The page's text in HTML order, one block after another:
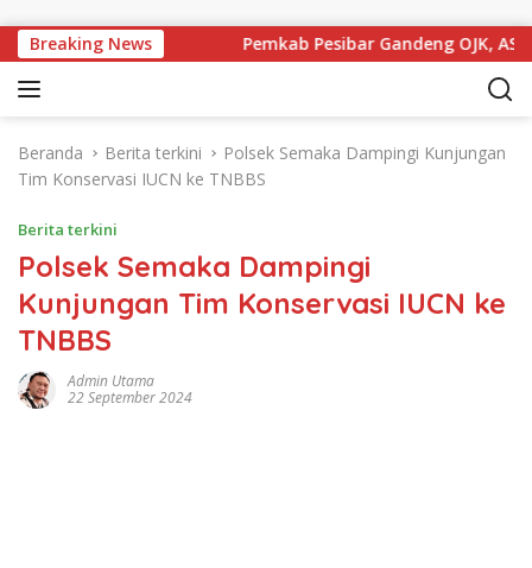
Breaking News
Politik Pemkab Pesibar Gandeng OJK, ASN
Beranda Berita terkini
Polsek Semaka Dampingi Kunjungan
Tim Konservasi IUCN ke TNBBS
Berita terkini
Polsek Semaka Dampingi
Kunjungan Tim Konservasi IUCN ke
TNBBS
Admin Utama
22 September 2024